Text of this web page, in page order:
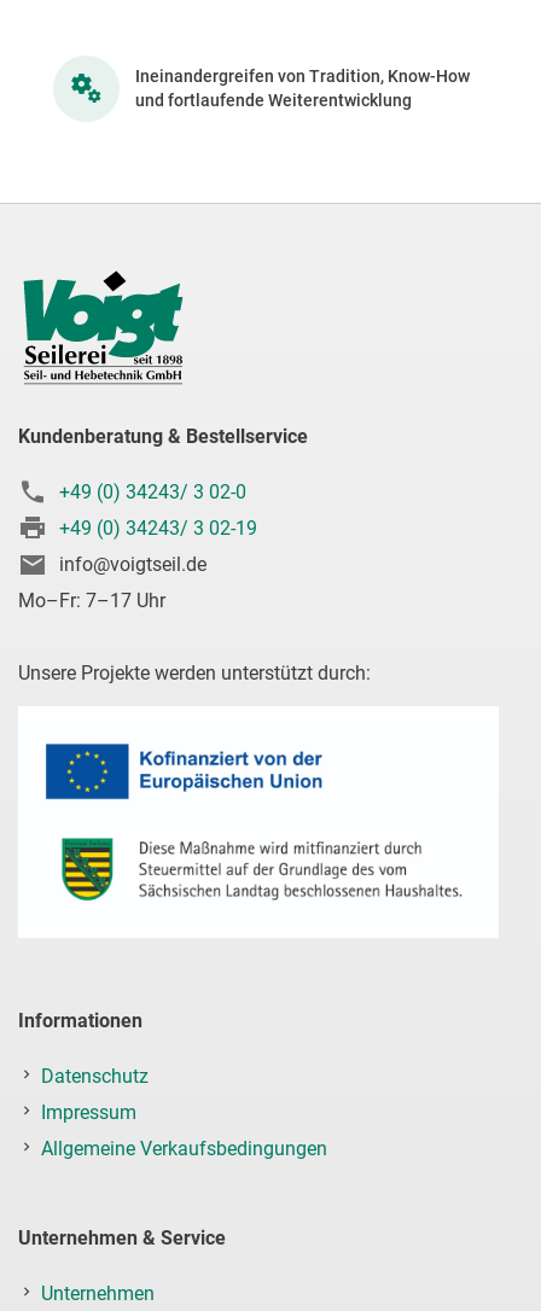
Ineinandergreifen von Tradition, Know-How
und fortlaufende Weiterentwicklung
Kundenberatung & Bestellservice
+49 (0) 34243/ 3 02-0
+49 (0) 34243/ 3 02-19
info@voigtseil.de
Mo–Fr: 7–17 Uhr
Unsere Projekte werden unterstützt durch:
Informationen
Datenschutz
Impressum
Allgemeine Verkaufsbedingungen
Unternehmen & Service
Unternehmen